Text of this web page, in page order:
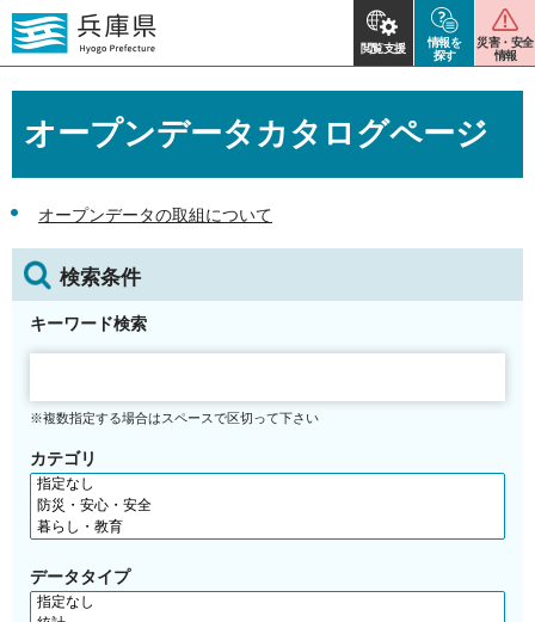
閲覧支援
情報を
探す
災害・安全
情報
オープンデータカタログページ
オープンデータの取組について
検索条件
キーワード検索
※複数指定する場合はスペースで区切って下さい
カテゴリ
データタイプ